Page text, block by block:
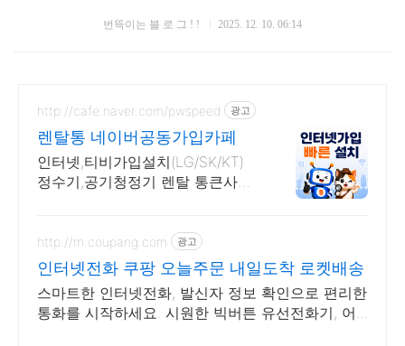
번뜩이는 블 로 그 ! ! 2025. 12. 10. 06:14
http://cafe.naver.com/pwspeed 광고
렌탈통 네이버공동가입카페
인터넷,티비가입설치(LG/SK/KT)
정수기,공기청정기 렌탈 통큰사은
http://m.coupang.com 광고
인터넷전화 쿠팡 오늘주문 내일도착 로켓배송
스마트한 인터넷전화, 발신자 정보 확인으로 편리한
통화를 시작하세요. 시원한 빅버튼 유선전화기, 어